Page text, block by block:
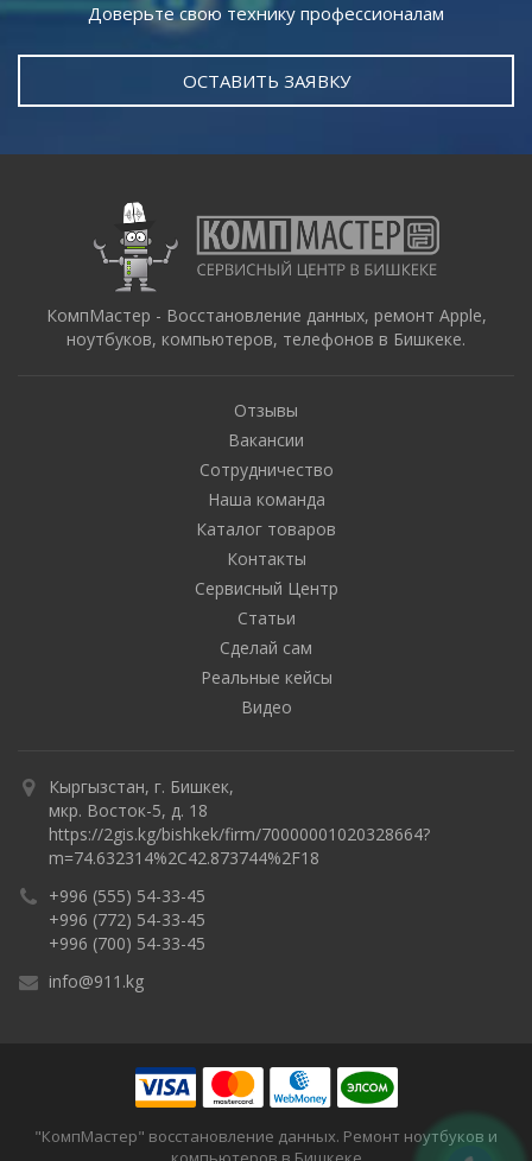
Доверьте свою технику профессионалам
ОСТАВИТЬ ЗАЯВКУ
КомпМастер - Восстановление данных, ремонт Apple,
ноутбуков, компьютеров, телефонов в Бишкеке.
Отзывы
Вакансии
Сотрудничество
Наша команда
Каталог товаров
Контакты
Сервисный Центр
Статьи
Сделай сам
Реальные кейсы
Видео
Кыргызстан, г. Бишкек,
мкр. Восток-5, д. 18
https://2gis.kg/bishkek/firm/70000001020328664?
m=74.632314%2C42.873744%2F18
+996 (555) 54-33-45
+996 (772) 54-33-45
+996 (700) 54-33-45
info@911.kg
"КомпМастер" восстановление данных. Ремонт ноутбуков и